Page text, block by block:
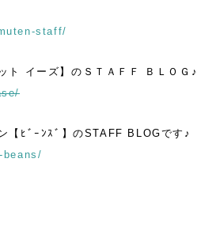
staff/
ト イーズ】のＳＴＡＦＦ ＢＬＯＧ♪
【ﾋﾞｰﾝｽﾞ】のSTAFF BLOGです♪